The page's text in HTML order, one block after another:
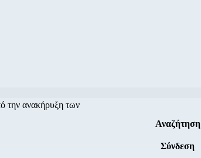
την ανακήρυξη των
Αναζήτηση
Σύνδεση